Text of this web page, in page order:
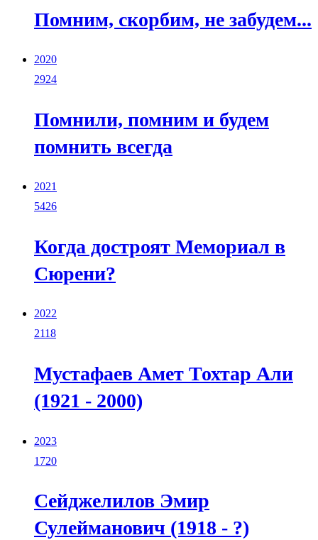
Помним, скорбим, не забудем...
2020
2924
Помнили, помним и будем
помнить всегда
2021
5426
Когда достроят Мемориал в
Сюрени?
2022
2118
Мустафаев Амет Тохтар Али
(1921 - 2000)
2023
1720
Сейджелилов Эмир
Сулейманович (1918 - ?)